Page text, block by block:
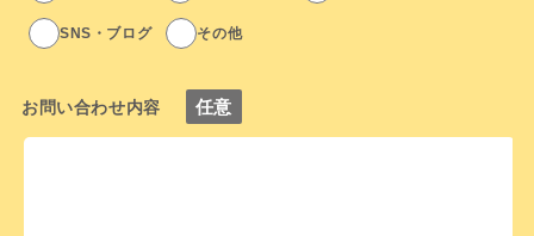
SNS・ブログ その他
お問い合わせ内容 任意